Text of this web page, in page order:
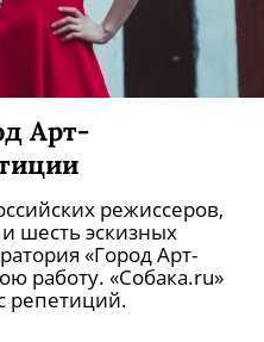
Арт-
режиссеров,
шесть эскизных
«Город Арт-
работу. «Собака.ru»
репетиций.